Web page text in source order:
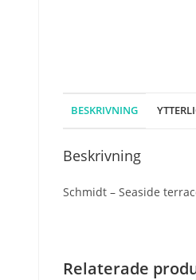
BESKRIVNING
Beskrivning
Schmidt – Seaside
Relaterade